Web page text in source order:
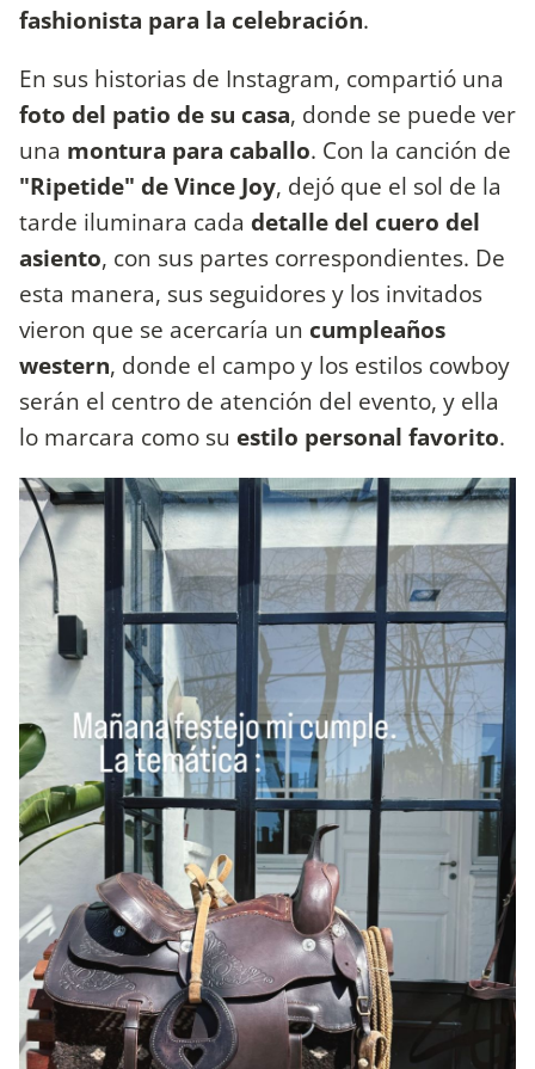
fashionista para la celebración.
En sus historias de Instagram, compartió una
foto del patio de su casa, donde se puede ver
una montura para caballo. Con la canción de
"Ripetide" de Vince Joy, dejó que el sol de la
tarde iluminara cada detalle del cuero del
asiento, con sus partes correspondientes. De
esta manera, sus seguidores y los invitados
vieron que se acercaría un cumpleaños
western, donde el campo y los estilos cowboy
serán el centro de atención del evento, y ella
lo marcara como su estilo personal favorito.